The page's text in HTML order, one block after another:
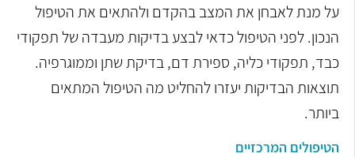
על מנת לאבחן את המצב בהקדם ולהתאים את הטיפול
הנכון. לפני הטיפול כדאי לבצע בדיקות מעבדה של תפקודי
כבד, תפקודי כליה, ספירת דם, בדיקת שתן וממוגרפיה.
תוצאות הבדיקות יעזרו להחליט מה הטיפול המתאים
ביותר.
הטיפולים המרכזיים